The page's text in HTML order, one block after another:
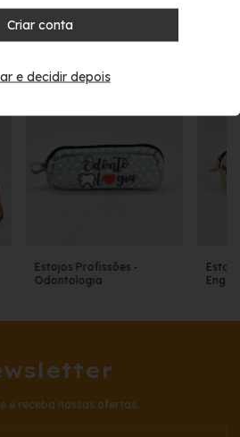
Estojos Profissões -
Odontologia
e receba nossas ofertas.
Criar conta
e decidir depois